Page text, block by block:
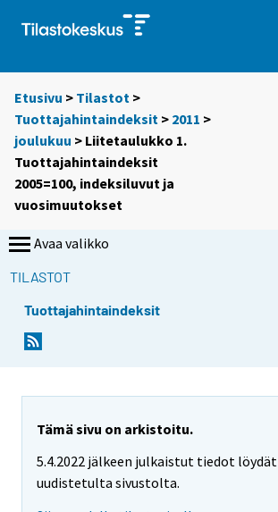
Etusivu > Tilastot >
Tuottajahintaindeksit > 2011 >
joulukuu > Liitetaulukko 1.
Tuottajahintaindeksit
2005=100, indeksiluvut ja
vuosimuutokset
Avaa valikko
TILASTOT
Tuottajahintaindeksit
Tämä sivu on arkistoitu.
5.4.2022 jälkeen julkaistut tiedot löydät
uudistetulta sivustolta.